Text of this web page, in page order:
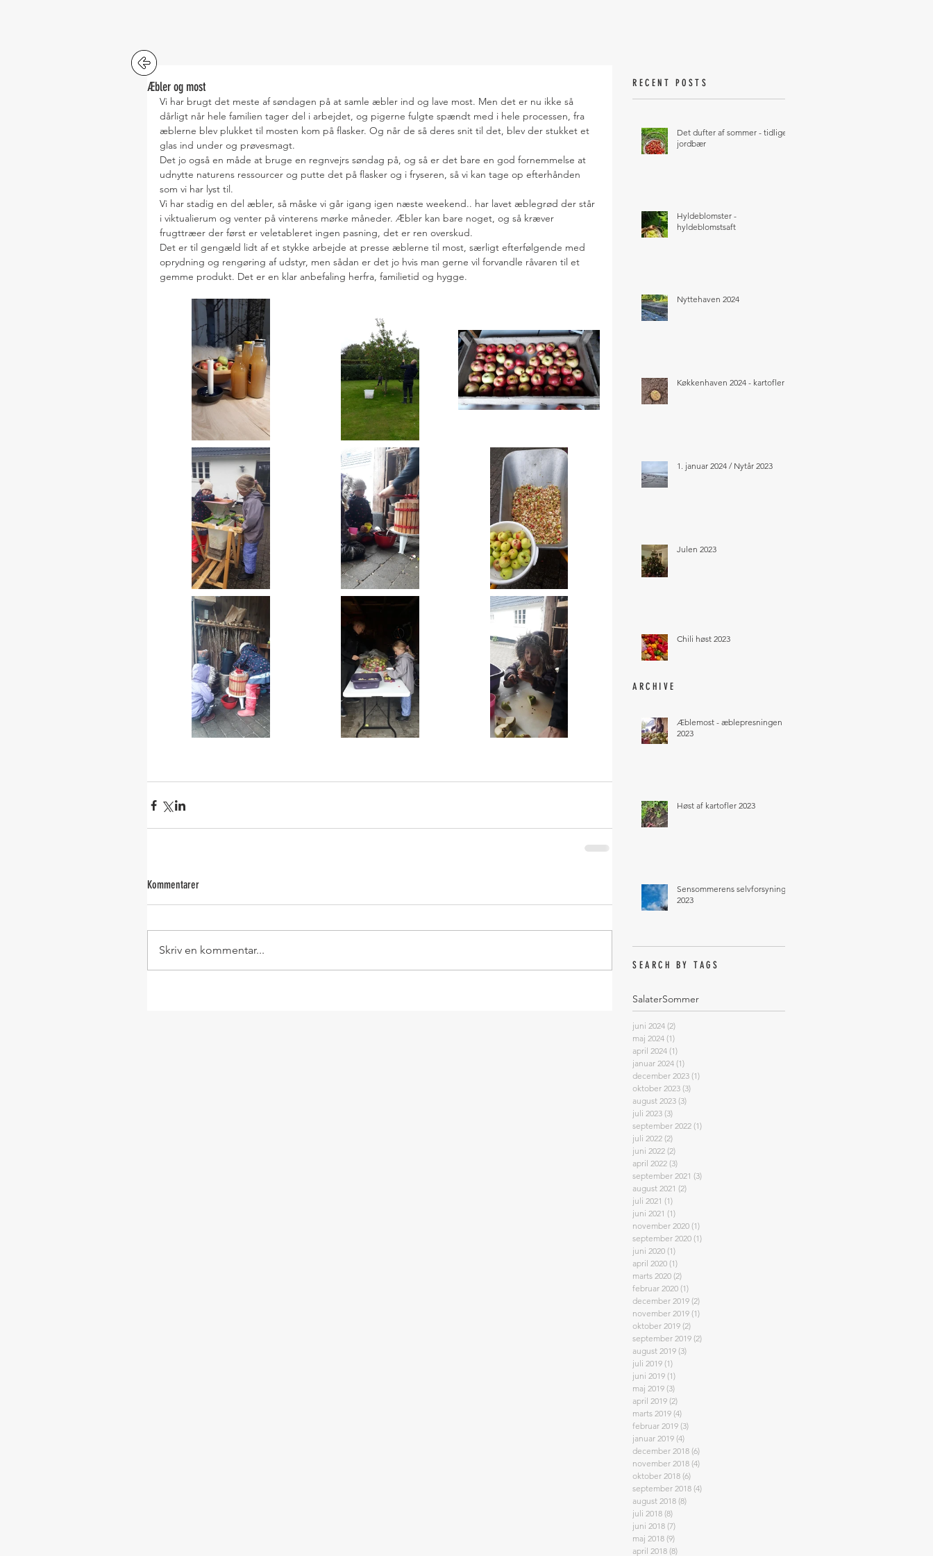
Æbler og most
Vi har brugt det meste af søndagen på at samle æbler ind og lave most. Men det er nu ikke så
dårligt når hele familien tager del i arbejdet, og pigerne fulgte spændt med i hele processen, fra
æblerne blev plukket til mosten kom på flasker. Og når de så deres snit til det, blev der stukket et
glas ind under og prøvesmagt.
Det jo også en måde at bruge en regnvejrs søndag på, og så er det bare en god fornemmelse at
udnytte naturens ressourcer og putte det på flasker og i fryseren, så vi kan tage op efterhånden
som vi har lyst til.
Vi har stadig en del æbler, så måske vi går igang igen næste weekend.. har lavet æblegrød der står
i viktualierum og venter på vinterens mørke måneder. Æbler kan bare noget, og så kræver
frugttræer der først er veletableret ingen pasning, det er ren overskud.
Det er til gengæld lidt af et stykke arbejde at presse æblerne til most, særligt efterfølgende med
oprydning og rengøring af udstyr, men sådan er det jo hvis man gerne vil forvandle råvaren til et
gemme produkt. Det er en klar anbefaling herfra, familietid og hygge.
Kommentarer
Skriv en kommentar...
RECENT POSTS
Det dufter af sommer - tidlige
jordbær
Hyldeblomster -
hyldeblomstsaft
Nyttehaven 2024
Køkkenhaven 2024 - kartofler
1. januar 2024 / Nytår 2023
Julen 2023
Chili høst 2023
Æblemost - æblepresningen
2023
Høst af kartofler 2023
Sensommerens selvforsyning
2023
ARCHIVE
SEARCH BY TAGS
SalaterSommer
juni 2024 (2)
maj 2024 (1)
april 2024 (1)
januar 2024 (1)
december 2023 (1)
oktober 2023 (3)
august 2023 (3)
juli 2023 (3)
september 2022 (1)
juli 2022 (2)
juni 2022 (2)
april 2022 (3)
september 2021 (3)
august 2021 (2)
juli 2021 (1)
juni 2021 (1)
november 2020 (1)
september 2020 (1)
juni 2020 (1)
april 2020 (1)
marts 2020 (2)
februar 2020 (1)
december 2019 (2)
november 2019 (1)
oktober 2019 (2)
september 2019 (2)
august 2019 (3)
juli 2019 (1)
juni 2019 (1)
maj 2019 (3)
april 2019 (2)
marts 2019 (4)
februar 2019 (3)
januar 2019 (4)
december 2018 (6)
november 2018 (4)
oktober 2018 (6)
september 2018 (4)
august 2018 (8)
juli 2018 (8)
juni 2018 (7)
maj 2018 (9)
april 2018 (8)